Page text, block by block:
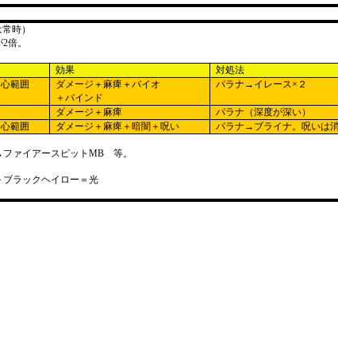
時）
2倍。
効果
対処法
範囲
ダメージ＋麻痺＋バイオ
＋バインド
パラナ→イレース×２
ダメージ＋麻痺
パラナ（深度が深い）
範囲 ダメージ＋麻痺＋暗闇＋呪い パラナ→ブライナ。呪いは消
ァイアースピットMB 等。
ラックヘイロー＝光